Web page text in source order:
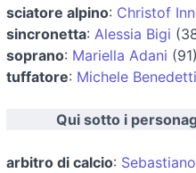
sciatore alpino: Christof
sincronetta: Alessia Bigi
soprano: Mariella Adani (91)
tuffatore: Michele Benedetti
Qui sotto i
arbitro di calcio: